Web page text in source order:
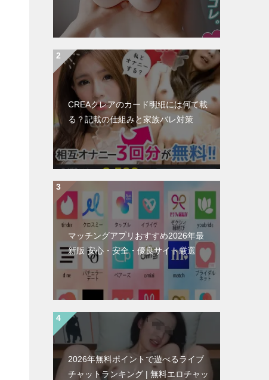
CREAクレアのカード明細には何て載
る？記載の仕組みと家族バレ対策
マッチングアプリおすすめ2026年最
新版 安心・安全・優良サイト厳選
2026年無料ポイントで遊べるライブ
チャットランキング | 無料エロチャッ